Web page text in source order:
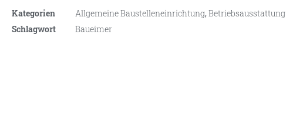
Kategorien Allgemeine Baustelleneinrichtung,Betriebsausstattung
Schlagwort
Baueimer